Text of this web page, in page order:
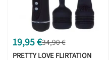
19,95 €34,90 €
PRETTY LOVE FLIRTATION